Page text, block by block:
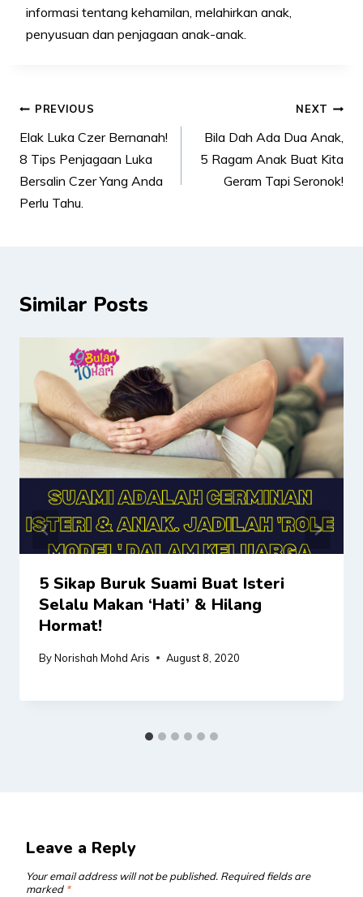
informasi tentang kehamilan, melahirkan anak,
penyusuan dan penjagaan anak-anak.
Post
navigation
PREVIOUS
Elak Luka Czer Bernanah!
8 Tips Penjagaan Luka
Bersalin Czer Yang Anda
Perlu Tahu.
NEXT
Bila Dah Ada Dua Anak,
5 Ragam Anak Buat Kita
Geram Tapi Seronok!
Similar Posts
5 Sikap Buruk Suami Buat Isteri
Selalu Makan ‘Hati’ & Hilang
Hormat!
ByNorishah Mohd Aris August 8, 2020
Leave a Reply
Your email address will not be published. Required fields are
marked *